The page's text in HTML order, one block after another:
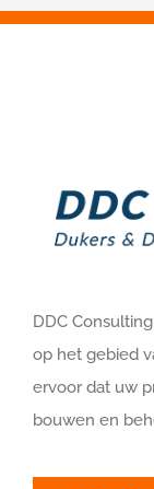
DDC
op het gebied
ervoor dat uw
bouwen en